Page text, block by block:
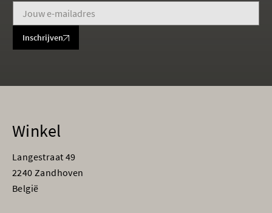
Inschrijven
Winkel
Langestraat 49
2240 Zandhoven
België